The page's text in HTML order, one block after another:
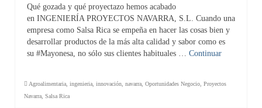
Noticias
Qué gozada y qué proyectazo hemos acabado
en INGENIERÍA PROYECTOS NAVARRA, S.L. Cuando una
empresa como Salsa Rica se empeña en hacer las cosas bien y
desarrollar productos de la más alta calidad y sabor como es
su #Mayonesa, no sólo sus clientes habituales … Continuar
Agroalimentaria ingenieria innovación navarra Oportunidades Negocio Proyectos
Navarra Salsa Rica